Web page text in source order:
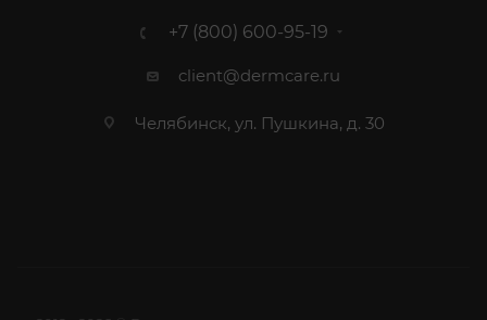
+7 (800) 600-95-19
client@dermcare.ru
Челябинск, ул. Пушкина, д. 30